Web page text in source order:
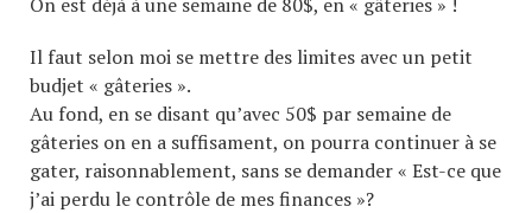
Il faut selon moi se mettre des limites avec un petit
budjet « gâteries ».
Au fond, en se disant qu’avec 50$ par semaine de
gâteries on en a suffisament, on pourra continuer à se
gater, raisonnablement, sans se demander « Est-ce que
j’ai perdu le contrôle de mes finances »?